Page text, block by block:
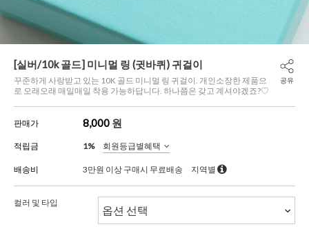
[실버/10k 골드] 미니멀 링 (귓바퀴) 귀걸이
꾸준하게 사랑받고 있는 10K 골드 미니멀 링 귀걸이. 개인소장한 제품으
로 오래오래 매일매일 착용 가능하답니다. 하나쯤은 갖고 계셔야겠죠?♡
공유
판매가 8,000 원
적립금 1% 회원등급별혜택
배송비 3만원 이상 구매시 무료배송 지역별
컬러 및 타입